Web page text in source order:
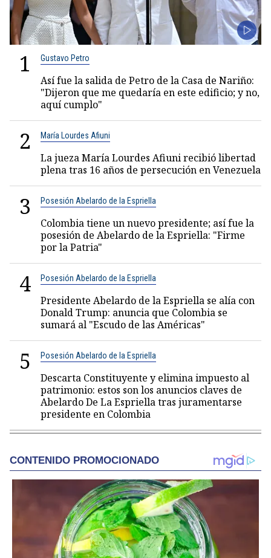
1 Gustavo Petro
Así fue la salida de Petro de la Casa de Nariño:
"Dijeron que me quedaría en este edificio; y no,
aquí cumplo"
2 María Lourdes Afiuni
La jueza María Lourdes Afiuni recibió libertad
plena tras 16 años de persecución en Venezuela
3 Posesión Abelardo de la Espriella
Colombia tiene un nuevo presidente; así fue la
posesión de Abelardo de la Espriella: "Firme
por la Patria"
4 Posesión Abelardo de la Espriella
Presidente Abelardo de la Espriella se alía con
Donald Trump: anuncia que Colombia se
sumará al "Escudo de las Américas"
5 Posesión Abelardo de la Espriella
Descarta Constituyente y elimina impuesto al
patrimonio: estos son los anuncios claves de
Abelardo De La Espriella tras juramentarse
presidente en Colombia